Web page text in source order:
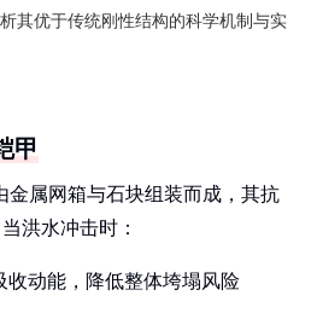
其优于传统刚性结构的科学机制与实
甲
金属网箱与石块组装而成，其抗
洪水冲击时：
收动能，降低整体垮塌风险